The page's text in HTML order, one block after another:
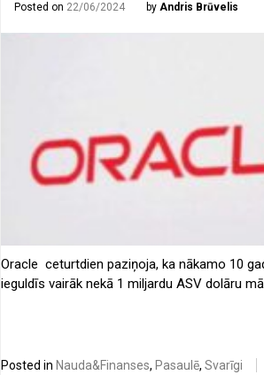
Posted on 22/06/2024 byAndris Brūvelis
Oracle ceturtdien paziņoja, ka nākamo 10
ieguldīs vairāk nekā 1 miljardu ASV dolāru
pieprasījumu pēc saviem pakalpojumiem
Posted in Nauda&Finanses, Pasaulē,Svarīgi